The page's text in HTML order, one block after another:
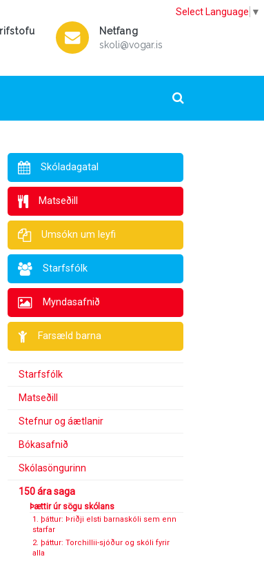
Select Language ▼
Netfang
skoli@vogar.is
Skóladagatal
Matseðill
Umsókn um leyfi
Starfsfólk
Myndasafnið
Farsæld barna
Starfsfólk
Matseðill
Stefnur og áætlanir
Bókasafnið
Skólasöngurinn
150 ára saga
Þættir úr sögu skólans
1. þáttur: Þriðji elsti barnaskóli sem enn
starfar
2. þáttur: Torchillii-sjóður og skóli fyrir
alla